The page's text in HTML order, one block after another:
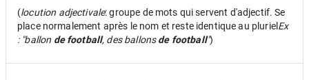
(locution adjectivale: groupe de mots qui servent d'adjectif. Se
place normalement après le nom et reste identique au pluriel Ex
: "ballon de football, des ballonsde football")